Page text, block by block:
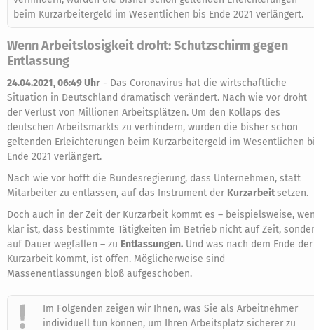
beim Kurzarbeitergeld im Wesentlichen bis Ende 2021 verlängert.
Wenn Arbeitslosigkeit droht: Schutzschirm gegen
Entlassung
24.04.2021, 06:49 Uhr - Das Coronavirus hat die wirtschaftliche
Situation in Deutschland dramatisch verändert. Nach wie vor droht
der Verlust von Millionen Arbeitsplätzen. Um den Kollaps des
deutschen Arbeitsmarkts zu verhindern, wurden die bisher schon
geltenden Erleichterungen beim Kurzarbeitergeld im Wesentlichen
Ende 2021 verlängert.
Nach wie vor hofft die Bundesregierung, dass Unternehmen, statt
Mitarbeiter zu entlassen, auf das Instrument der Kurzarbeitsetzen.
Doch auch in der Zeit der Kurzarbeit kommt es – beispielsweise,
klar ist, dass bestimmte Tätigkeiten im Betrieb nicht auf Zeit,
auf Dauer wegfallen – zu Entlassungen. Und was nach dem Ende der
Kurzarbeit kommt, ist offen. Möglicherweise sind
Massenentlassungen bloß aufgeschoben.
Im Folgenden zeigen wir Ihnen, was Sie als Arbeitnehmer
individuell tun können, um Ihren Arbeitsplatz sicherer zu